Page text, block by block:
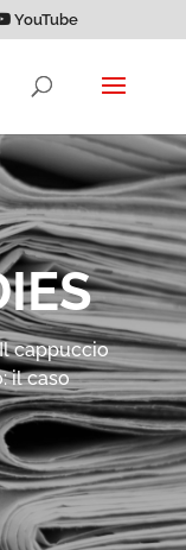
YouTube
cappuccio
il caso